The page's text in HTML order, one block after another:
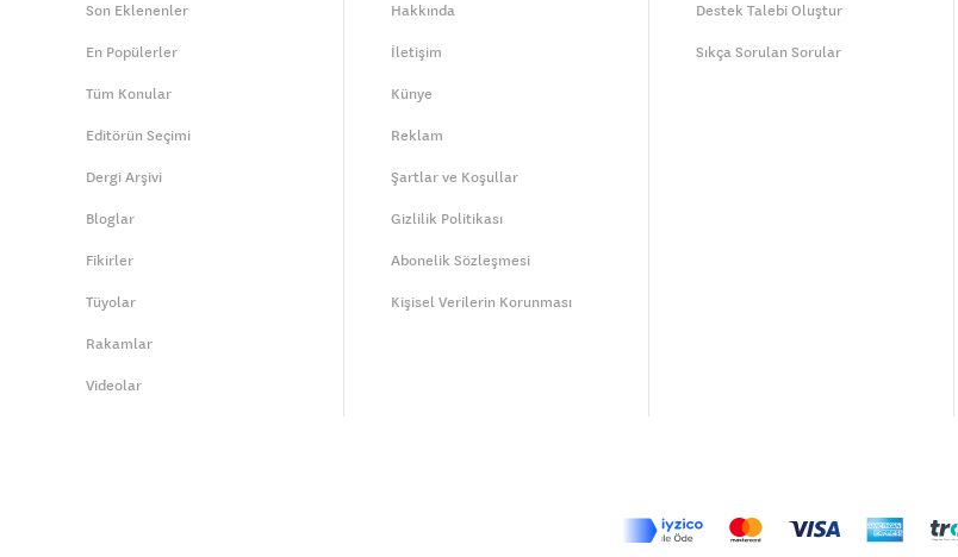
Son Eklenenler
En Popülerler
Tüm Konular
Editörün Seçimi
Dergi Arşivi
Bloglar
Fikirler
Tüyolar
Rakamlar
Videolar
Hakkında
İletişim
Künye
Reklam
Şartlar ve Koşullar
Gizlilik Politikası
Abonelik Sözleşmesi
Kişisel Verilerin Korunması
Destek Talebi Oluştur
Sıkça Sorulan Sorular